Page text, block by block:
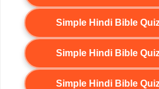
Simple Hindi Bible
Simple Hindi Bible
Simple Hindi Bible